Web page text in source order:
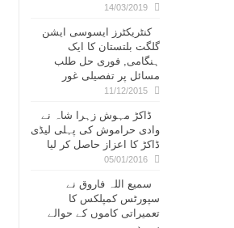
14/03/2019
کنٹریکٹرز ایسوسی ایشن
گلگت بلتستان کا ایک
ہنگامی, فوری حل طلب
مسائل پر تفصیلی غور
11/12/2015
ڈاکڑ مہوش زہرا شاہ نے
وادی حراموش کی پہلی لیڈی
ڈاکڑ کا اعزاز حاصل کر لیا
05/01/2016
سمیع اللہ فاروق نے
سپورٹس کمپلکس کا
تعمیراتی کاموں کے حوالے